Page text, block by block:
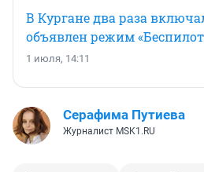
В Кургане два раза
объявлен режим
1 июля, 14:11
Серафима Путиева
Журналист MSK1.RU